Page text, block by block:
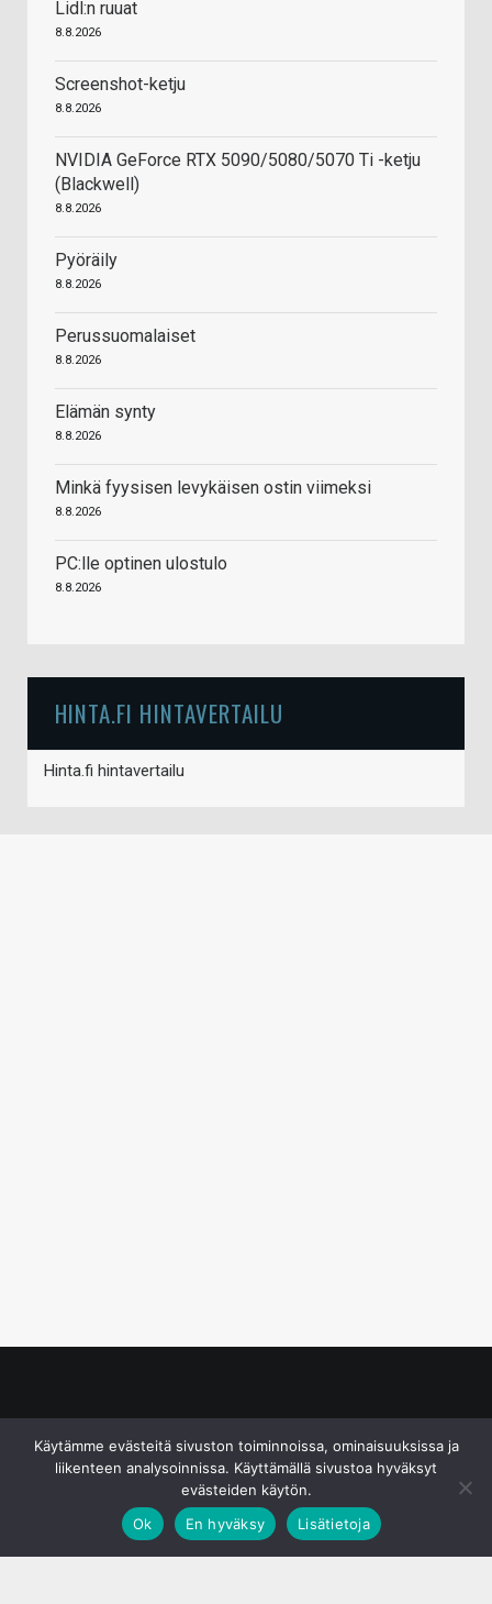
Lidl:n ruuat
8.8.2026
Screenshot-ketju
8.8.2026
NVIDIA GeForce RTX 5090/5080/5070 Ti -ketju
(Blackwell)
8.8.2026
Pyöräily
8.8.2026
Perussuomalaiset
8.8.2026
Elämän synty
8.8.2026
Minkä fyysisen levykäisen ostin viimeksi
8.8.2026
PC:lle optinen ulostulo
8.8.2026
HINTA.FI HINTAVERTAILU
Hinta.fi hintavertailu
Käytämme evästeitä sivuston toiminnoissa, ominaisuuksissa ja
liikenteen analysoinnissa. Käyttämällä sivustoa hyväksyt
evästeiden käytön.
Ok
En hyväksy Lisätietoja